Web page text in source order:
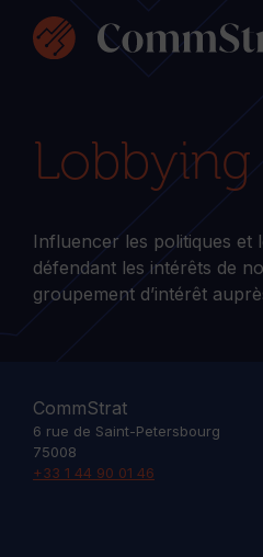
contenu
Lobbying
Influencer les politiques et
défendant les intérêts de
groupement d’intérêt
CommStrat
6 rue de Saint-Petersbourg
75008
+33 1 44 90 01 46